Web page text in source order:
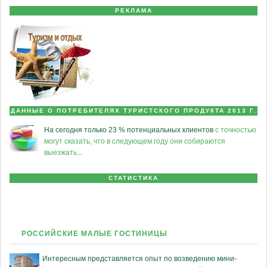
РЕКЛАМА
ДАННЫЕ О ПОТРЕБИТЕЛЯХ ТУРИСТСКОГО ПРОДУКТА 2013 Г.
На сегодня только 23 % потенциальных клиентов с точностью
могут сказать, что в следующем году они собираются
выезжать...
СТАТИСТИКА
РОССИЙСКИЕ МАЛЫЕ ГОСТИНИЦЫ
Интересным представляется опыт по возведению мини-